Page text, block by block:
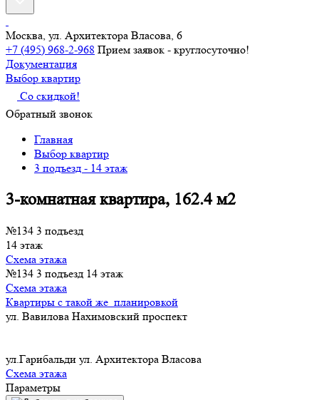
Москва, ул. Архитектора Власова, 6
+7 (495) 968-2-968 Прием заявок - круглосуточно!
Документация
Выбор квартир
Со скидкой!
Обратный звонок
Главная
Выбор квартир
3 подъезд - 14 этаж
3-комнатная квартира, 162.4 м2
№134 3 подъезд
14 этаж
Схема этажа
№134 3 подъезд 14 этаж
Схема этажа
Квартиры с такой же планировкой
ул. Вавилова Нахимовский проспект
ул.Гарибальди ул. Архитектора Власова
Схема этажа
Параметры